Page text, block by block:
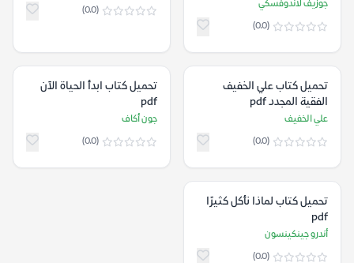
جوزيف لاندوفسكي
(0.0)
(0.0)
تحميل كتاب علي الخفيف
الفقية المجدد pdf
علي الخفيف
(0.0)
تحميل كتاب ابدأ الحياة الآن
pdf
جون أكاف
(0.0)
تحميل كتاب لماذا نأكل كثيرًا
pdf
أندرو جينكينسون
(0.0)